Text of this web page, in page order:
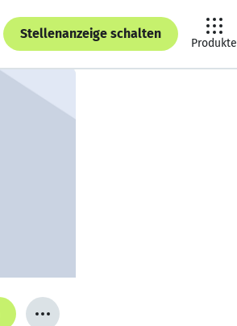
Stellenanzeige schalten
Produkte